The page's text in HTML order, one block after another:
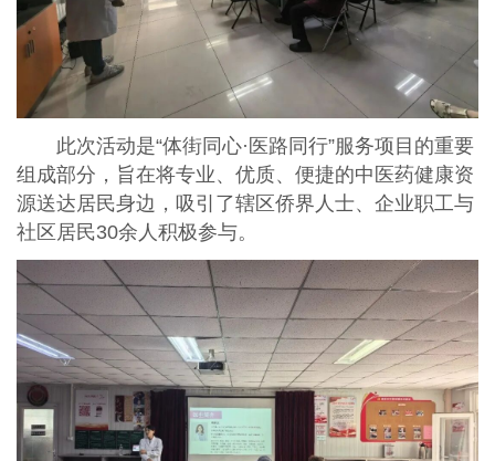
此次活动是“体街同心·医路同行”服务项目的重要
组成部分，旨在将专业、优质、便捷的中医药健康资
源送达居民身边，吸引了辖区侨界人士、企业职工与
社区居民30余人积极参与。